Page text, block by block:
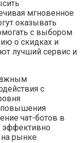
мгновенное
оказывать
с выбором
о скидках и
лучший сервис и
с
повышения
чат-ботов в
эффективно
рынке.